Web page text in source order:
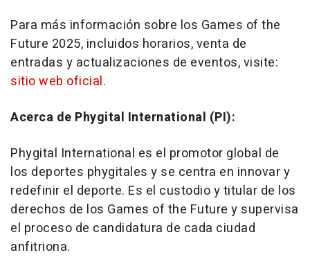
Para más información sobre los Games of the
Future 2025, incluidos horarios, venta de
entradas y actualizaciones de eventos, visite:
sitio web oficial.
Acerca de Phygital International (PI):
Phygital International es el promotor global de
los deportes phygitales y se centra en innovar y
redefinir el deporte. Es el custodio y titular de los
derechos de los Games of the Future y supervisa
el proceso de candidatura de cada ciudad
anfitriona.